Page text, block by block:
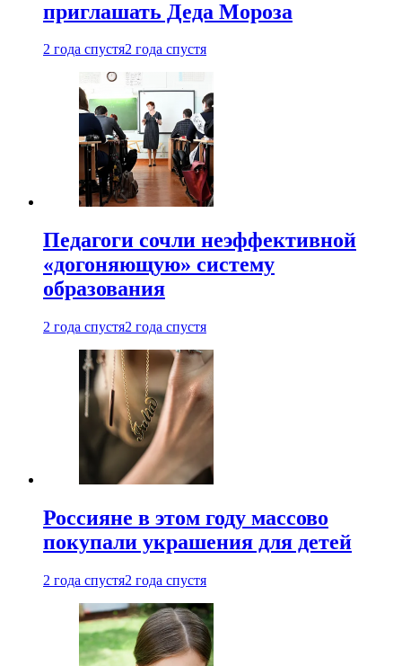
приглашать Деда Мороза
2 года спустя2 года спустя
Педагоги сочли неэффективной
«догоняющую» систему
образования
2 года спустя2 года спустя
Россияне в этом году массово
покупали украшения для детей
2 года спустя2 года спустя